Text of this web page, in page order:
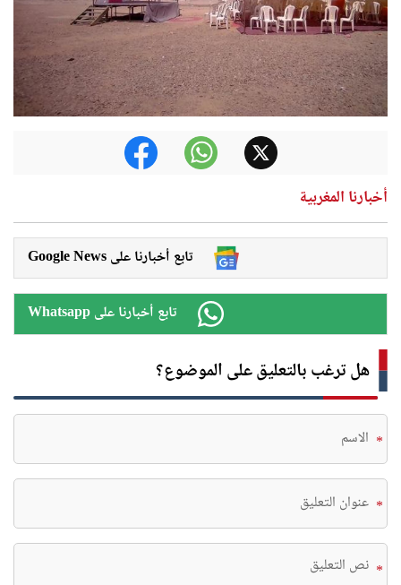
أخبارنا المغربية
Google News تابع أخبارنا على
Whatsapp تابع أخبارنا على
هل ترغب بالتعليق على الموضوع؟
*
*
*